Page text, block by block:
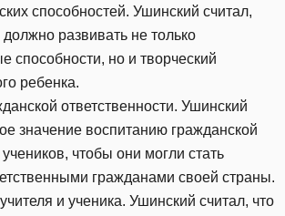
способностей. Ушинский считал,
развивать не только
способности, но и творческий
ребенка.
ответственности. Ушинский
значение воспитанию гражданской
учеников, чтобы они могли стать
гражданами своей страны.
и ученика. Ушинский считал, что